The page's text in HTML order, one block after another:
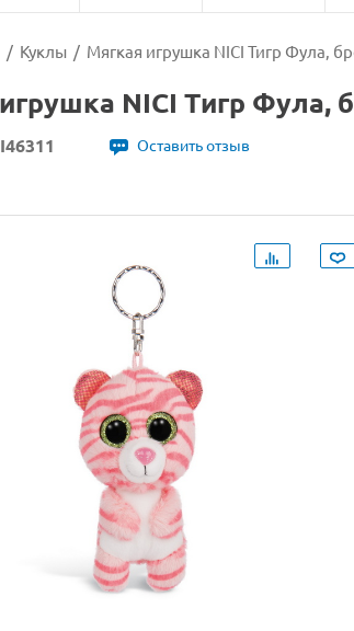
/ Куклы / Мягкая игрушка NICI Тигр Фула,
NICI Тигр Фула,
Оставить отзыв